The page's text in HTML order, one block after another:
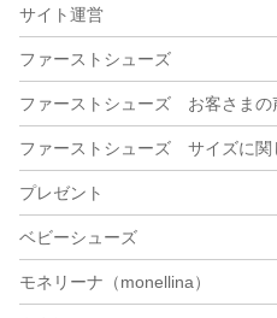
サイト運営
ファーストシューズ
ファーストシューズ お客さまの
ファーストシューズ サイズに関
プレゼント
ベビーシューズ
モネリーナ（monellina）